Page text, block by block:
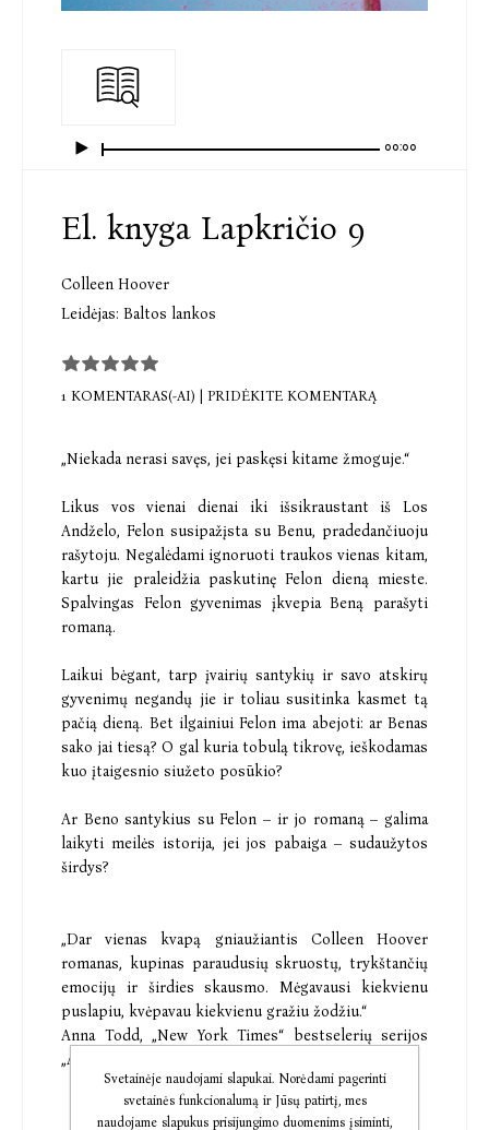
00:00
El. knyga Lapkričio 9
Colleen Hoover
Leidėjas: Baltos lankos
1 KOMENTARAS(-AI) PRIDĖKITE KOMENTARĄ
„Niekada nerasi savęs, jei paskęsi kitame žmoguje.“
Likus vos vienai dienai iki išsikraustant iš Los
Andželo, Felon susipažįsta su Benu, pradedančiuoju
rašytoju. Negalėdami ignoruoti traukos vienas kitam,
kartu jie praleidžia paskutinę Felon dieną mieste.
Spalvingas Felon gyvenimas įkvepia Beną parašyti
romaną.
Laikui bėgant, tarp įvairių santykių ir savo atskirų
gyvenimų negandų jie ir toliau susitinka kasmet tą
pačią dieną. Bet ilgainiui Felon ima abejoti: ar Benas
sako jai tiesą? O gal kuria tobulą tikrovę, ieškodamas
kuo įtaigesnio siužeto posūkio?
Ar Beno santykius su Felon – ir jo romaną – galima
laikyti meilės istorija, jei jos pabaiga – sudaužytos
širdys?
„Dar vienas kvapą gniaužiantis Colleen Hoover
romanas, kupinas paraudusių skruostų, trykštančių
emocijų ir širdies skausmo. Mėgavausi kiekvienu
puslapiu, kvėpavau kiekvienu gražiu žodžiu.“
Anna Todd, „New York Times“ bestselerių serijos
„After“ autorė
Svetainėje naudojami slapukai. Norėdami pagerinti
svetainės funkcionalumą ir Jūsų patirtį, mes
naudojame slapukus prisijungimo duomenims įsiminti,